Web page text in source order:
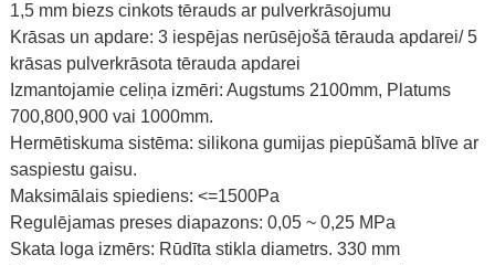
1,5 mm biezs cinkots tērauds ar pulverkrāsojumu
Krāsas un apdare: 3 iespējas nerūsējošā tērauda apdarei/ 5
krāsas pulverkrāsota tērauda apdarei
Izmantojamie celiņa izmēri: Augstums 2100mm, Platums
700,800,900 vai 1000mm.
Hermētiskuma sistēma: silikona gumijas piepūšamā blīve ar
saspiestu gaisu.
Maksimālais spiediens: <=1500Pa
Regulējamas preses diapazons: 0,05 ~ 0,25 MPa
Skata loga izmērs: Rūdīta stikla diametrs. 330 mm